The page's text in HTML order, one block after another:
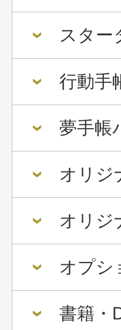
スター
行動手
夢手帳
オリジ
オリジ
オプシ
書籍・